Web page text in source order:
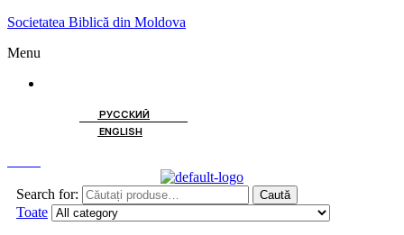
Societatea Biblică din Moldova
Menu
РУССКИЙ
ENGLISH
Search for: Caută
Toate